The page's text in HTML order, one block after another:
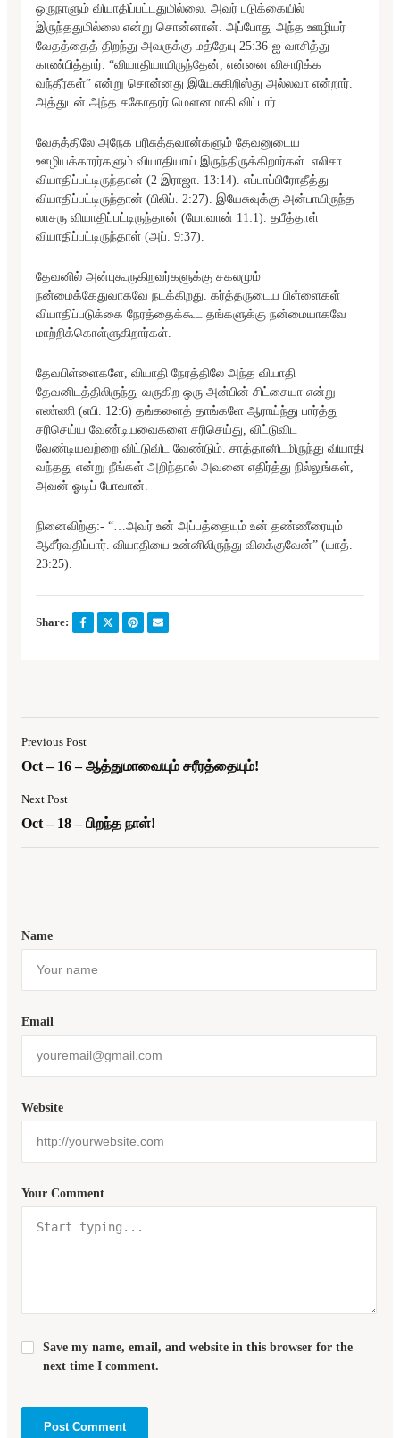
ஒருநாளும் வியாதிப்பட்டதுமில்லை. அவர் படுக்கையில்
இருந்ததுமில்லை என்று சொன்னான். அப்போது அந்த ஊழியர்
வேதத்தைத் திறந்து அவருக்கு மத்தேயு 25:36-ஐ வாசித்து
காண்பித்தார். “வியாதியாயிருந்தேன், என்னை விசாரிக்க
வந்தீர்கள்” என்று சொன்னது இயேசுகிறிஸ்து அல்லவா என்றார்.
அத்துடன் அந்த சகோதரர் மௌனமாகி விட்டார்.
வேதத்திலே அநேக பரிசுத்தவான்களும் தேவனுடைய
ஊழியக்காரர்களும் வியாதியாய் இருந்திருக்கிறார்கள். எலிசா
வியாதிப்பட்டிருந்தான் (2 இராஜா. 13:14). எப்பாப்பிரோதீத்து
வியாதிப்பட்டிருந்தான் (பிலிப். 2:27). இயேசுவுக்கு அன்பாயிருந்த
லாசரு வியாதிப்பட்டிருந்தான் (யோவான் 11:1). தபீத்தாள்
வியாதிப்பட்டிருந்தாள் (அப். 9:37).
தேவனில் அன்புகூருகிறவர்களுக்கு சகலமும்
நன்மைக்கேதுவாகவே நடக்கிறது. கர்த்தருடைய பிள்ளைகள்
வியாதிப்படுக்கை நேரத்தைக்கூட தங்களுக்கு நன்மையாகவே
மாற்றிக்கொள்ளுகிறார்கள்.
தேவபிள்ளைகளே, வியாதி நேரத்திலே அந்த வியாதி
தேவனிடத்திலிருந்து வருகிற ஒரு அன்பின் சிட்சையா என்று
எண்ணி (எபி. 12:6) தங்களைத் தாங்களே ஆராய்ந்து பார்த்து
சரிசெய்ய வேண்டியவைகளை சரிசெய்து, விட்டுவிட
வேண்டியவற்றை விட்டுவிட வேண்டும். சாத்தானிடமிருந்து வியாதி
வந்தது என்று நீங்கள் அறிந்தால் அவனை எதிர்த்து நில்லுங்கள்,
அவன் ஓடிப் போவான்.
நினைவிற்கு:- “…அவர் உன் அப்பத்தையும் உன் தண்ணீரையும்
ஆசீர்வதிப்பார். வியாதியை உன்னிலிருந்து விலக்குவேன்” (யாத்.
23:25).
Share:
Previous Post
Oct – 16 – ஆத்துமாவையும் சரீரத்தையும்!
Next Post
Oct – 18 – பிறந்த நாள்!
Your Comment
Name
Email
Website
Save my name, email, and website in this browser for the
next time I comment.